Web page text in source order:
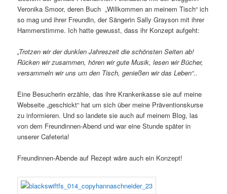
Veronika Smoor, deren Buch „Willkommen an meinem Tisch“ ich
so mag und ihrer Freundin, der Sängerin Sally Grayson mit ihrer
Hammerstimme. Ich hatte gewusst, dass ihr Konzept aufgeht:
„Trotzen wir der dunklen Jahreszeit die schönsten Seiten ab!
Rücken wir zusammen, hören wir gute Musik, lesen wir Bücher,
versammeln wir uns um den Tisch, genießen wir das Leben“..
Eine Besucherin erzähle, das ihre Krankenkasse sie auf meine
Webseite „geschickt“ hat um sich über meine Präventionskurse
zu informieren. Und so landete sie auch auf meinem Blog, las
von dem Freundinnen-Abend und war eine Stunde später in
unserer Cafeteria!
Freundinnen-Abende auf Rezept wäre auch ein Konzept!